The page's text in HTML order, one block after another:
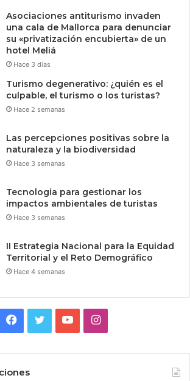
Asociaciones antiturismo invaden
una cala de Mallorca para denunciar
su «privatización encubierta» de un
hotel Meliá
Hace 3 días
Turismo degenerativo: ¿quién es el
culpable, el turismo o los turistas?
Hace 2 semanas
Las percepciones positivas sobre la
naturaleza y la biodiversidad
Hace 3 semanas
Tecnologia para gestionar los
impactos ambientales de turistas
Hace 3 semanas
II Estrategia Nacional para la Equidad
Territorial y el Reto Demográfico
Hace 4 semanas
Facebook
TwitterYouTubeInstagram